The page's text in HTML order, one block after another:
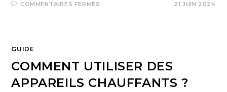
COMMENTAIRES FERMÉS 21 JUIN 2024
GUIDE
COMMENT UTILISER DES
APPAREILS CHAUFFANTS ?